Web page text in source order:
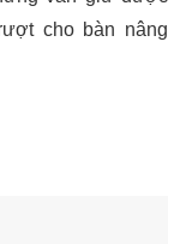
cho bàn nâng